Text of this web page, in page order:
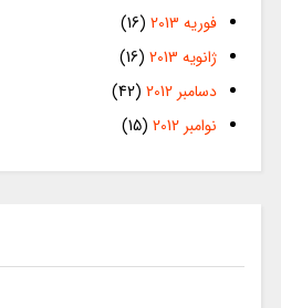
فوریه 2013
(16)
ژانویه 2013
(16)
دسامبر 2012
(42)
نوامبر 2012
(15)